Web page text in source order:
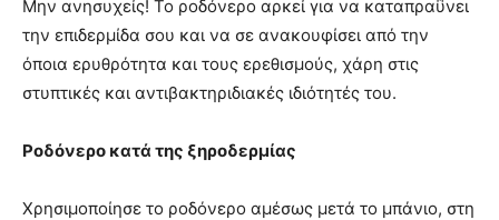
Μην ανησυχείς! Το ροδόνερο αρκεί για να καταπραΰνει
την επιδερμίδα σου και να σε ανακουφίσει από την
όποια ερυθρότητα και τους ερεθισμούς, χάρη στις
στυπτικές και αντιβακτηριδιακές ιδιότητές του.
Ροδόνερο κατά της ξηροδερμίας
Χρησιμοποίησε το ροδόνερο αμέσως μετά το μπάνιο, στη